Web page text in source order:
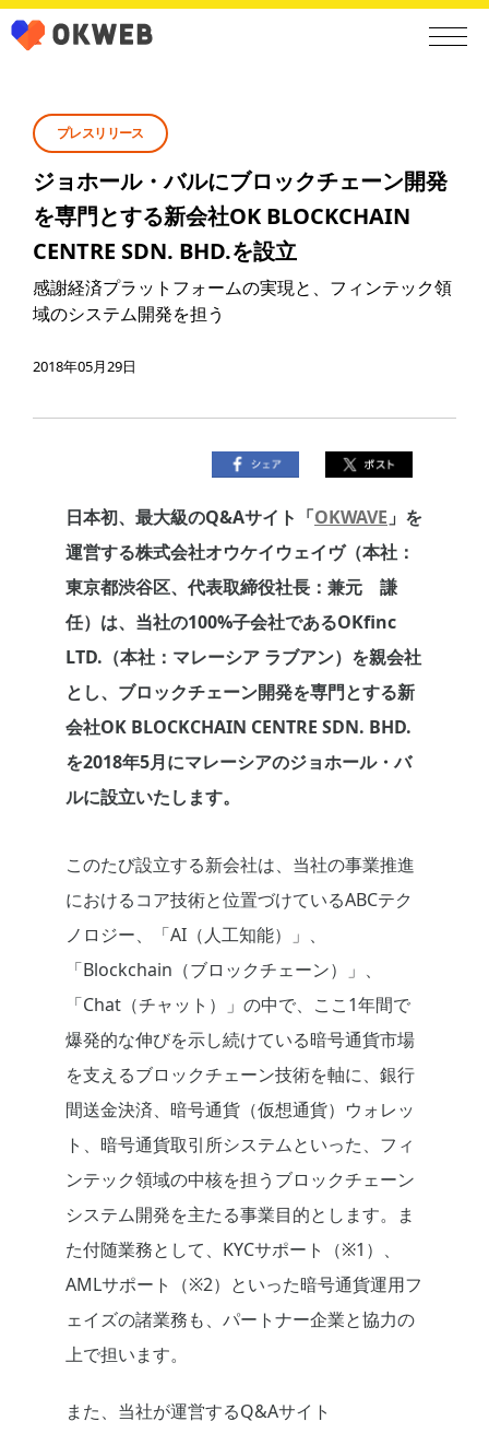
プレスリリース
ジョホール・バルにブロックチェーン開発
を専門とする新会社OK BLOCKCHAIN
CENTRE SDN. BHD.を設立
感謝経済プラットフォームの実現と、フィンテック領
域のシステム開発を担う
2018年05月29日
日本初、最大級のQ&Aサイト「OKWAVE 」を
運営する株式会社オウケイウェイヴ（本社：
東京都渋谷区、代表取締役社長：兼元 謙
任）は、当社の100%子会社であるOKfinc
LTD.（本社：マレーシア ラブアン）を親会社
とし、ブロックチェーン開発を専門とする新
会社OK BLOCKCHAIN CENTRE SDN. BHD.
を2018年5月にマレーシアのジョホール・バ
ルに設立いたします。
このたび設立する新会社は、当社の事業推進
におけるコア技術と位置づけているABCテク
ノロジー、「AI（人工知能）」、
「Blockchain（ブロックチェーン）」、
「Chat（チャット）」の中で、ここ1年間で
爆発的な伸びを示し続けている暗号通貨市場
を支えるブロックチェーン技術を軸に、銀行
間送金決済、暗号通貨（仮想通貨）ウォレッ
ト、暗号通貨取引所システムといった、フィ
ンテック領域の中核を担うブロックチェーン
システム開発を主たる事業目的とします。ま
た付随業務として、KYCサポート（※1）、
AMLサポート（※2）といった暗号通貨運用フ
ェイズの諸業務も、パートナー企業と協力の
上で担います。
また、当社が運営するQ&Aサイト